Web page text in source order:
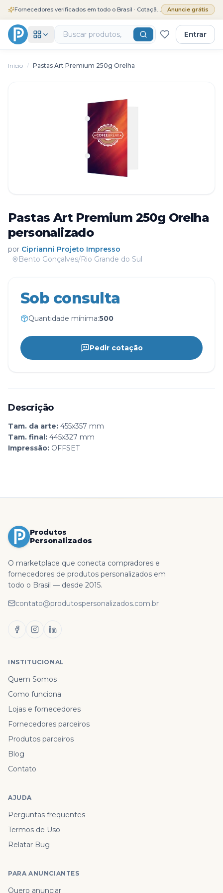
Fornecedores verificados em todo o Brasil · Cotação grátis Anuncie grátis
Entrar
Início / Pastas Art Premium 250g Orelha
Pastas Art Premium 250g Orelha
personalizado
por Ciprianni Projeto Impresso
Bento Gonçalves/Rio Grande do Sul
Sob consulta
Quantidade mínima:500
Pedir cotação
Descrição
Tam. da arte: 455x357 mm
Tam. final: 445x327 mm
Impressão: OFFSET
Produtos
Personalizados
O marketplace que conecta compradores e
fornecedores de produtos personalizados em
todo o Brasil — desde 2015.
contato@produtospersonalizados.com.br
INSTITUCIONAL
Quem Somos
Como funciona
Lojas e fornecedores
Fornecedores parceiros
Produtos parceiros
Blog
Contato
AJUDA
Perguntas frequentes
Termos de Uso
Relatar Bug
PARA ANUNCIANTES
Quero anunciar